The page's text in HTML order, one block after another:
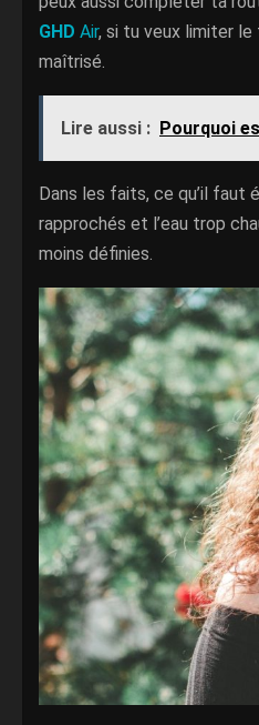
GHD Air, si tu veux limiter le
maîtrisé.
Lire aussi : Pourquoi
Dans les faits, ce qu’il faut
rapprochés et l’eau trop
moins définies.